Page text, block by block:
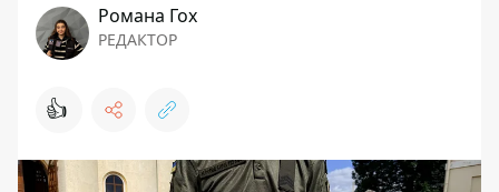
Романа Гох
РЕДАКТОР
👍